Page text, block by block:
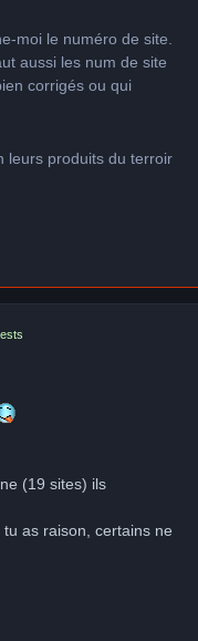
moi le numéro de site.
aussi les num de site
corrigés ou qui
leurs produits du terroir
(19 sites) ils
as raison, certains ne